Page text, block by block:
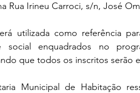
Rua Irineu Carroci, s/n, José
utilizada como referência
social enquadrados no
que todos os inscritos serão
Municipal de Habitação